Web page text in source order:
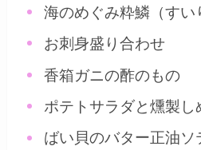
海のめぐみ粋鱗（すい
お刺身盛り合わせ
香箱ガニの酢のもの
ポテトサラダと燻製
ばい貝のバター正油ソ